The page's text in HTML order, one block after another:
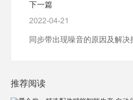
下一篇
2022-04-21
同步带出现噪音的原因及解决
推荐阅读